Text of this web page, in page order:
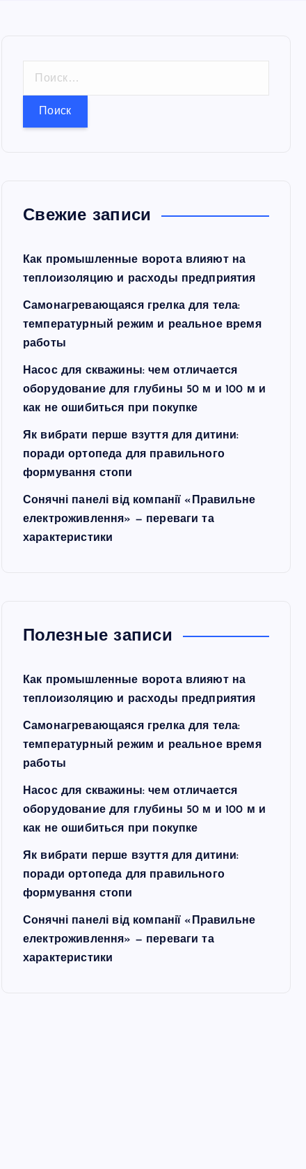
т
Свежие записи
Как промышленные ворота влияют на
теплоизоляцию и расходы предприятия
Самонагревающаяся грелка для тела:
температурный режим и реальное время
работы
Насос для скважины: чем отличается
оборудование для глубины 50 м и 100 м и
как не ошибиться при покупке
Як вибрати перше взуття для дитини:
поради ортопеда для правильного
формування стопи
Сонячні панелі від компанії «Правильне
електроживлення» — переваги та
характеристики
Полезные записи
Как промышленные ворота влияют на
теплоизоляцию и расходы предприятия
Самонагревающаяся грелка для тела:
температурный режим и реальное время
работы
Насос для скважины: чем отличается
оборудование для глубины 50 м и 100 м и
как не ошибиться при покупке
Як вибрати перше взуття для дитини:
поради ортопеда для правильного
формування стопи
Сонячні панелі від компанії «Правильне
електроживлення» — переваги та
характеристики